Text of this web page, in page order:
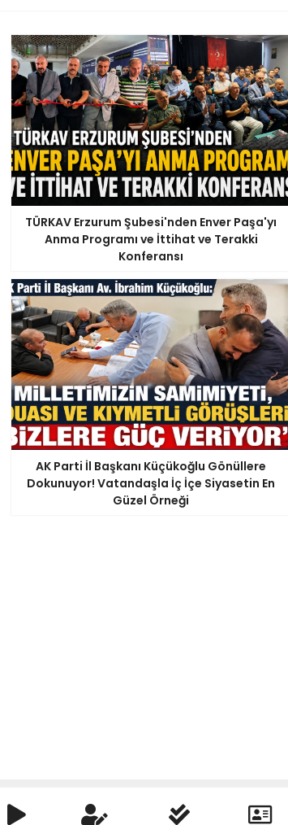
TÜRKAV Erzurum Şubesi'nden Enver Paşa'yı
Anma Programı ve İttihat ve Terakki
Konferansı
AK Parti İl Başkanı Küçükoğlu Gönüllere
Dokunuyor! Vatandaşla İç İçe Siyasetin En
Güzel Örneği